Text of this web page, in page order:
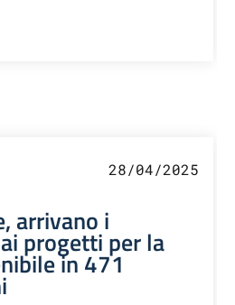
28/04/2025
arrivano i
progetti per la
in 471